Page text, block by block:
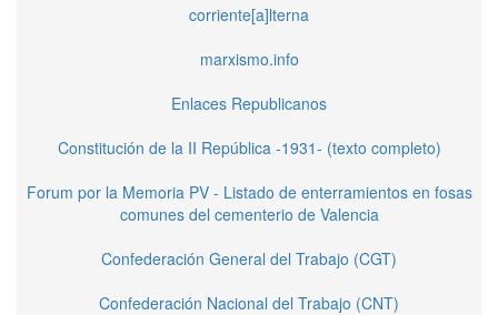
corriente[a]lterna
marxismo.info
Enlaces Republicanos
Constitución de la II República -1931- (texto completo)
Forum por la Memoria PV - Listado de enterramientos en fosas
comunes del cementerio de Valencia
Confederación General del Trabajo (CGT)
Confederación Nacional del Trabajo (CNT)